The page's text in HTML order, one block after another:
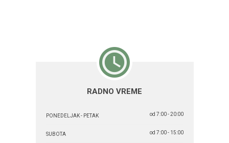
RADNO VREME
PONEDELJAK - PETAK od 7:00 - 20:00
SUBOTA od 7:00 - 15:00